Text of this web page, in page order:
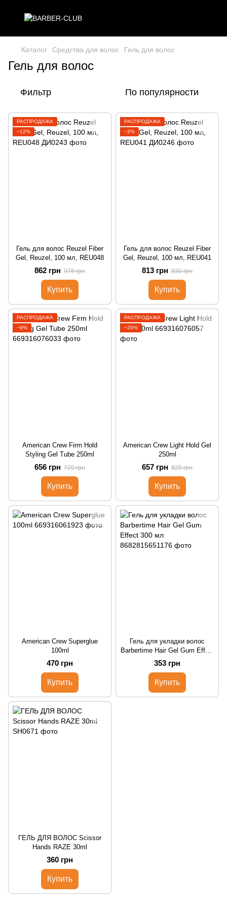
Каталог Средства для волос Гель для волос
Гель для волос
Фильтр По популярности
РАСПРОДАЖА
−12%
Гель для волос Reuzel Fiber
Gel, Reuzel, 100 мл, REU048
862 грн 978 грн
Купить
РАСПРОДАЖА
−2%
Гель для волос Reuzel Fiber
Gel, Reuzel, 100 мл, REU041
813 грн 830 грн
Купить
РАСПРОДАЖА
−9%
American Crew Firm Hold
Styling Gel Tube 250ml
656 грн 720 грн
Купить
РАСПРОДАЖА
−20%
American Crew Light Hold Gel
250ml
657 грн 820 грн
Купить
American Crew Superglue
100ml
470 грн
Купить
Гель для укладки волос
Barbertime Hair Gel Gum Effect
300 мл
353 грн
Купить
ГЕЛЬ ДЛЯ ВОЛОС Scissor
Hands RAZE 30ml
360 грн
Купить